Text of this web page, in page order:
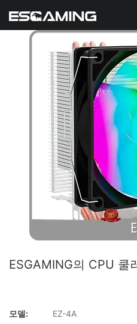
ESGAMING의 CPU 쿨
모델:
EZ-4A